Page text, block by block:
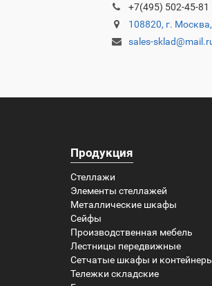
+7(495) 502-45-81
108820, г.
sales-
Продукция
Стеллажи
Элементы стеллажей
Металлические шкафы
Сейфы
Производственная мебель
Лестницы передвижные
Сетчатые шкафы и
Тележки складские